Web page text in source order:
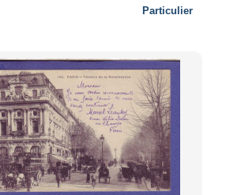
Particulier